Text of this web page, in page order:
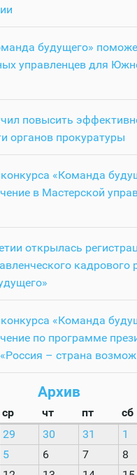
будущего»
управленцев для
повысить
органов прокуратуры
«Команда
в Мастерской
открылась
кадрового
«Команда
по программе
– страна
Архив
ср чт пт сб
29 30 31 1
5 6 7 8